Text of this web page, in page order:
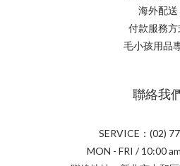
海外配送
付款服務方
毛小孩用品
聯絡我
SERVICE：(02)
MON - FRI / 10:00